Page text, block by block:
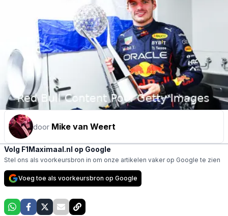
door Mike van Weert
Volg F1Maximaal.nl op Google
Stel ons als voorkeursbron in om onze artikelen vaker op Google te zien
Voeg toe als voorkeursbron op Google